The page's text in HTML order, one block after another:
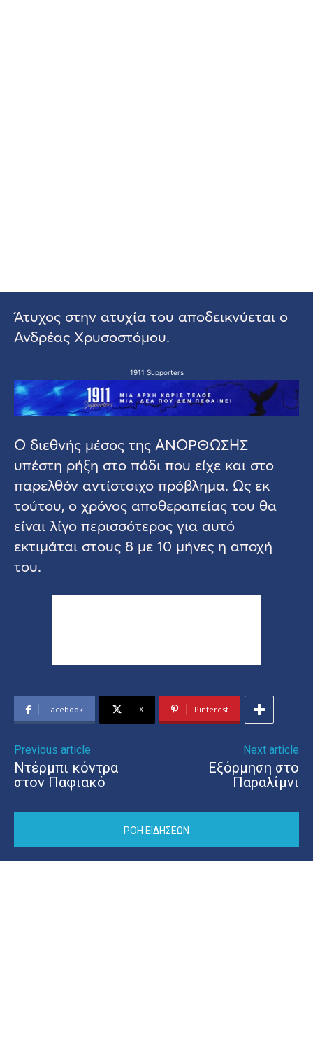
Άτυχος στην ατυχία του αποδεικνύεται ο
Ανδρέας Χρυσοστόμου.
1911 Supporters
Ο διεθνής μέσος της ΑΝΟΡΘΩΣΗΣ
υπέστη ρήξη στο πόδι που είχε και στο
παρελθόν αντίστοιχο πρόβλημα. Ως εκ
τούτου, ο χρόνος αποθεραπείας του θα
είναι λίγο περισσότερος για αυτό
εκτιμάται στους 8 με 10 μήνες η αποχή
του.
Facebook X Pinterest
Previous article
Ντέρμπι κόντρα
στον Παφιακό
Next article
Εξόρμηση στο
Παραλίμνι
ΡΟΗ ΕΙΔΗΣΕΩΝ